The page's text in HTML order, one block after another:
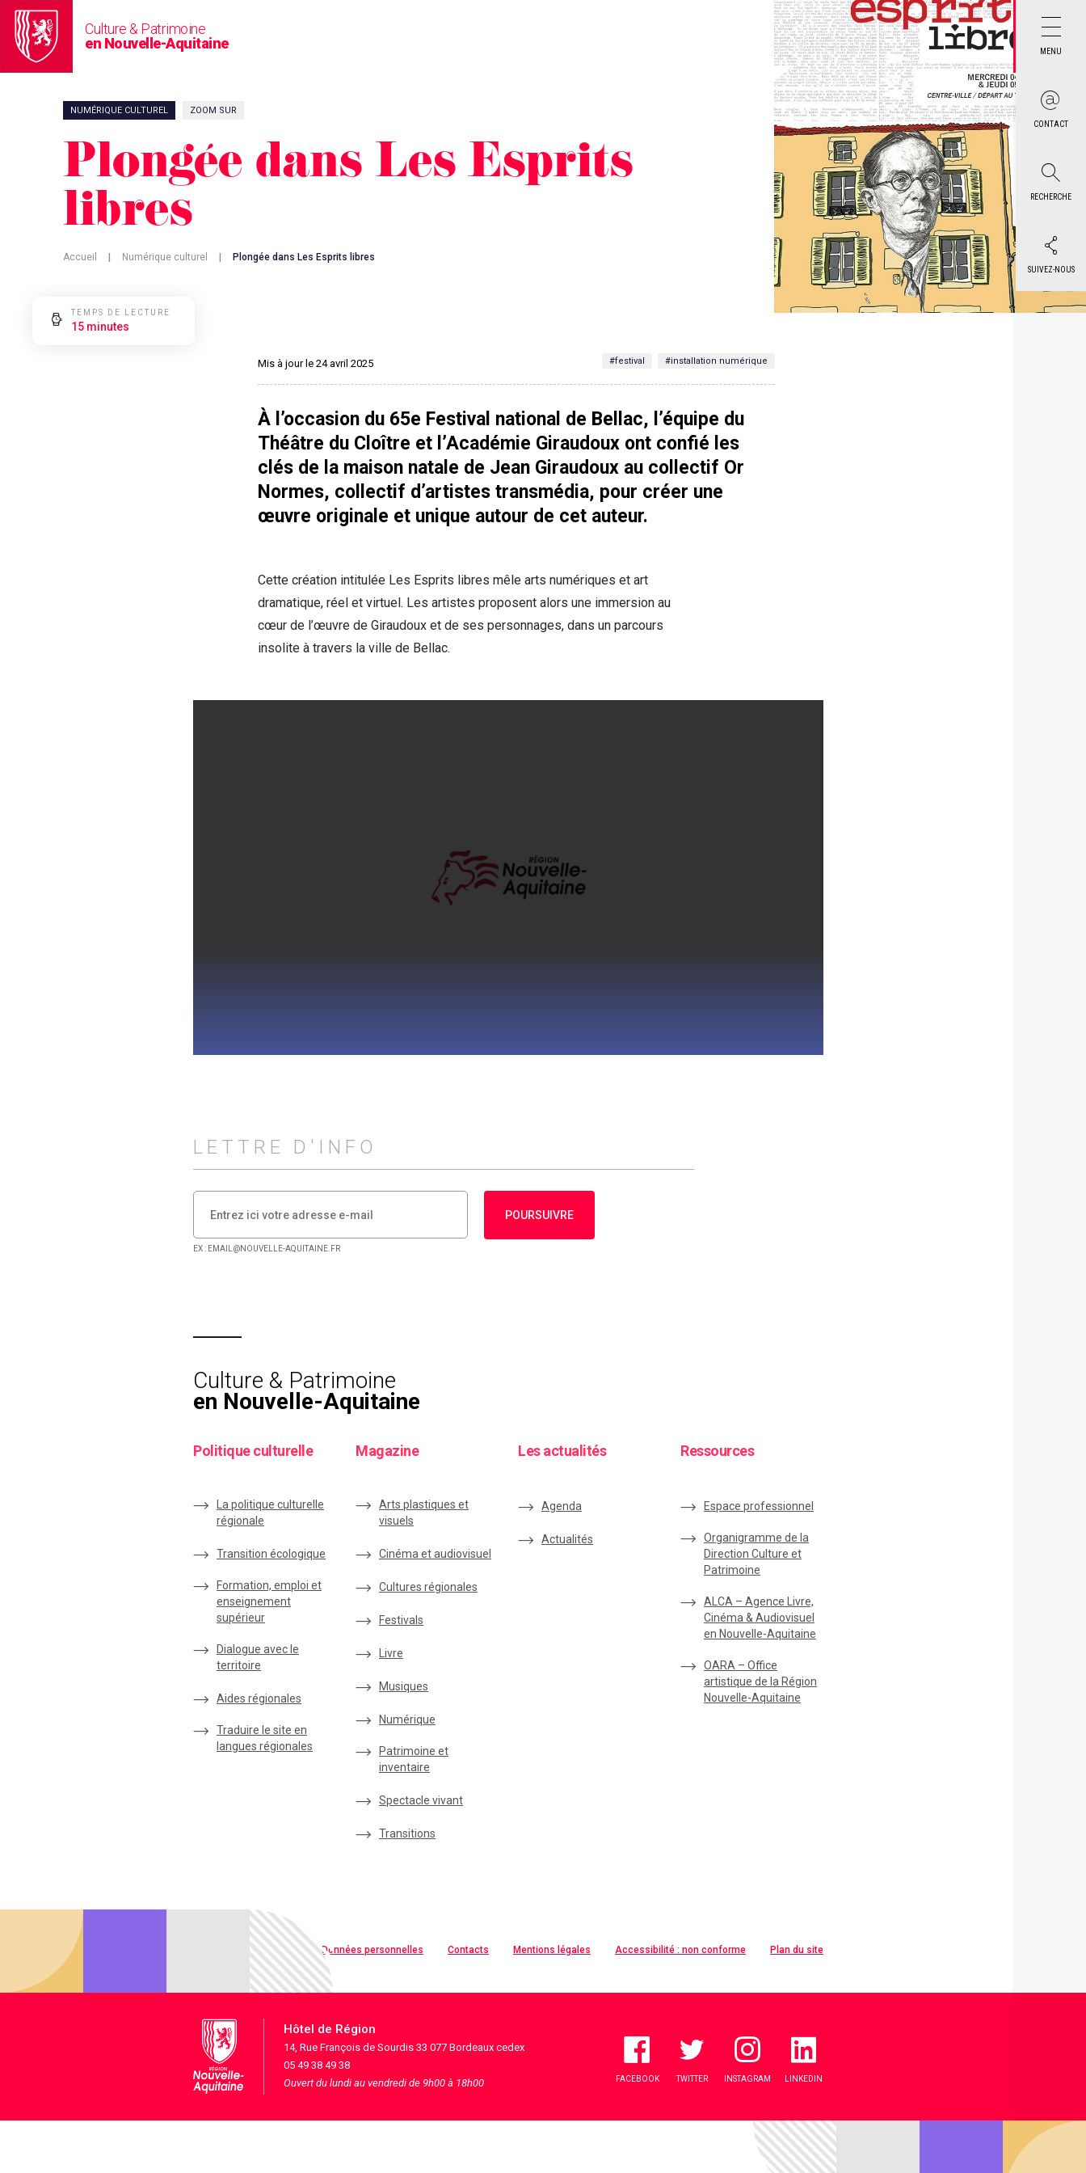
Culture & Patrimoine
en Nouvelle-Aquitaine
MENU
CONTACT
RECHERCHE
SUIVEZ-NOUS
NUMÉRIQUE CULTUREL ZOOM SUR
Plongée dans Les Esprits
libres
Accueil Numérique culturel Plongée dans Les Esprits libres
TEMPS DE LECTURE
15 minutes
Mis à jour le 24 avril 2025 #festival #installation numérique
À l’occasion du 65e Festival national de Bellac, l’équipe du
Théâtre du Cloître et l’Académie Giraudoux ont confié les
clés de la maison natale de Jean Giraudoux au collectif Or
Normes, collectif d’artistes transmédia, pour créer une
œuvre originale et unique autour de cet auteur.
Cette création intitulée Les Esprits libres mêle arts numériques et art
dramatique, réel et virtuel. Les artistes proposent alors une immersion au
cœur de l’œuvre de Giraudoux et de ses personnages, dans un parcours
insolite à travers la ville de Bellac.
LETTRE D'INFO
POURSUIVRE
EX : EMAIL@NOUVELLE-AQUITAINE.FR
Culture & Patrimoine
en Nouvelle-Aquitaine
Politique culturelle
La politique culturelle
régionale
Transition écologique
Formation, emploi et
enseignement
supérieur
Dialogue avec le
territoire
Aides régionales
Traduire le site en
langues régionales
Magazine
Arts plastiques et
visuels
Cinéma et audiovisuel
Cultures régionales
Festivals
Livre
Musiques
Numérique
Patrimoine et
inventaire
Spectacle vivant
Transitions
Les actualités
Agenda
Actualités
Ressources
Espace professionnel
Organigramme de la
Direction Culture et
Patrimoine
ALCA – Agence Livre,
Cinéma & Audiovisuel
en Nouvelle-Aquitaine
OARA – Office
artistique de la Région
Nouvelle-Aquitaine
Qualité web Données personnelles Contacts Mentions légales Accessibilité : non conforme Plan du site
Hôtel de Région
14, Rue François de Sourdis 33 077 Bordeaux cedex
05 49 38 49 38
Ouvert du lundi au vendredi de 9h00 à 18h00
FACEBOOK TWITTER INSTAGRAM LINKEDIN